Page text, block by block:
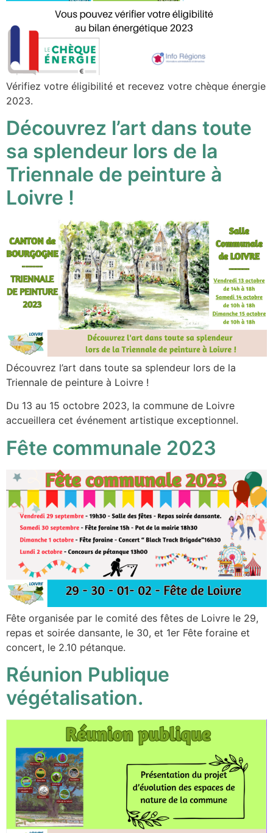
Vérifiez votre éligibilité et recevez votre chèque énergie
2023.
Découvrez l’art dans toute
sa splendeur lors de la
Triennale de peinture à
Loivre !
Découvrez l’art dans toute sa splendeur lors de la
Triennale de peinture à Loivre !
Du 13 au 15 octobre 2023, la commune de Loivre
accueillera cet événement artistique exceptionnel.
Fête communale 2023
Fête organisée par le comité des fêtes de Loivre le 29,
repas et soirée dansante, le 30, et 1er Fête foraine et
concert, le 2.10 pétanque.
Réunion Publique
végétalisation.